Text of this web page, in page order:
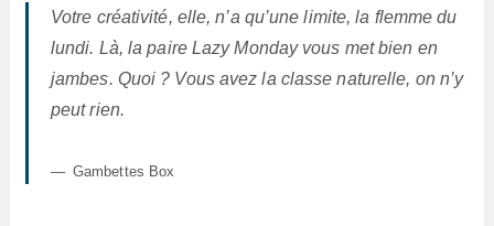
Votre créativité, elle, n’a qu’une limite, la flemme du
lundi. Là, la paire Lazy Monday vous met bien en
jambes. Quoi ? Vous avez la classe naturelle, on n’y
peut rien.
Gambettes Box